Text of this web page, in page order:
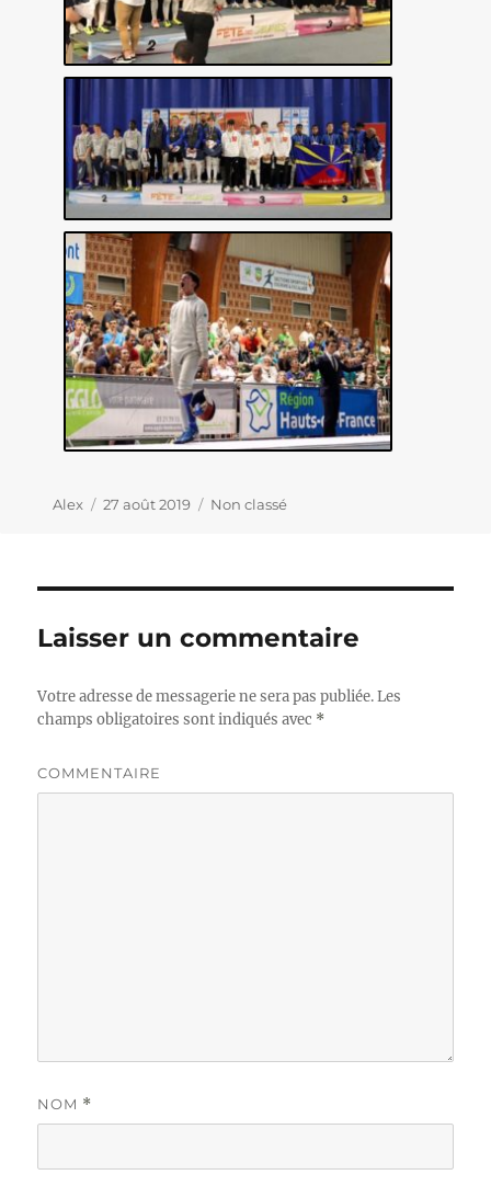
Auteur
Alex
Publié
27 août 2019 Catégories
Non classé
Laisser un commentaire
Votre adresse de messagerie ne sera pas publiée.Les
champs obligatoires sont indiqués avec *
COMMENTAIRE
NOM *